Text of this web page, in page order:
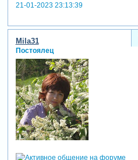
21-01-2023 23:13:39
Mila31
Постоялец